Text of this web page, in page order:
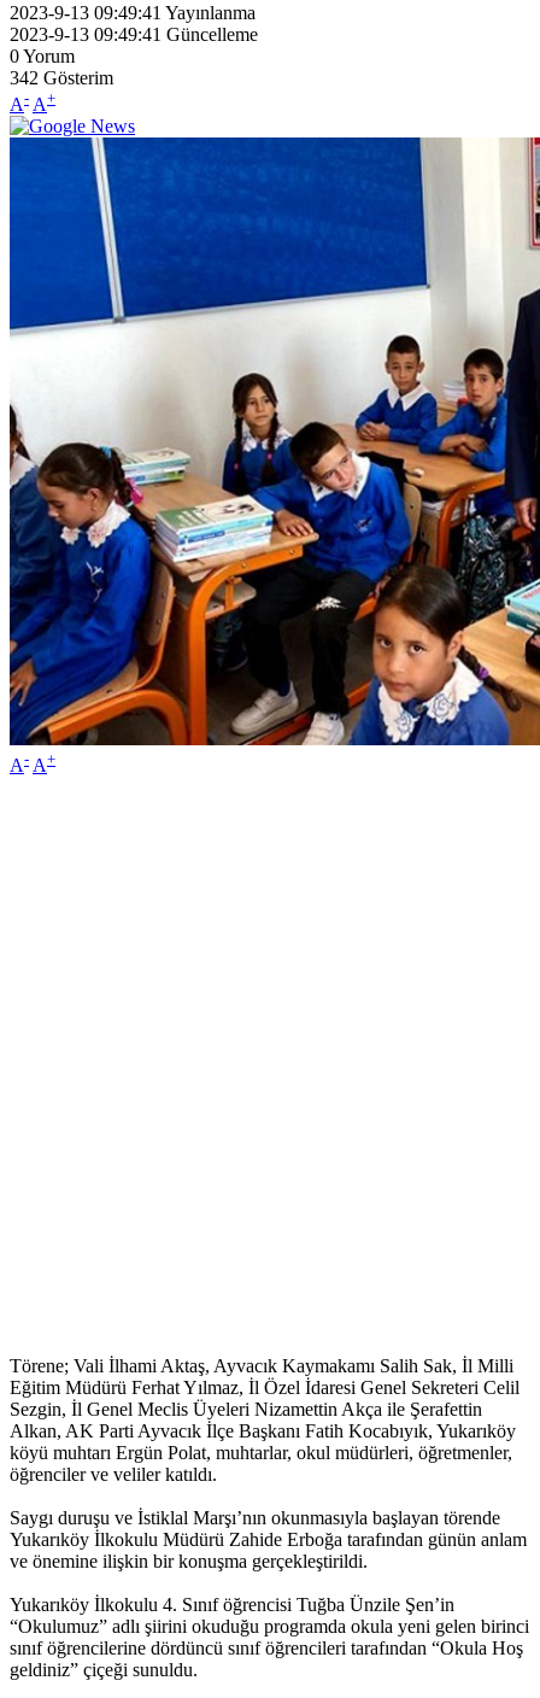
2023-9-13 09:49:41 Yayınlanma
2023-9-13 09:49:41 Güncelleme
0Yorum
342 Gösterim
A- A+
A- A+
Törene; Vali İlhami Aktaş, Ayvacık Kaymakamı Salih Sak, İl Milli
Eğitim Müdürü Ferhat Yılmaz, İl Özel İdaresi Genel Sekreteri Celil
Sezgin, İl Genel Meclis Üyeleri Nizamettin Akça ile Şerafettin
Alkan, AK Parti Ayvacık İlçe Başkanı Fatih Kocabıyık, Yukarıköy
köyü muhtarı Ergün Polat, muhtarlar, okul müdürleri, öğretmenler,
öğrenciler ve veliler katıldı.
Saygı duruşu ve İstiklal Marşı’nın okunmasıyla başlayan törende
Yukarıköy İlkokulu Müdürü Zahide Erboğa tarafından günün anlam
ve önemine ilişkin bir konuşma gerçekleştirildi.
Yukarıköy İlkokulu 4. Sınıf öğrencisi Tuğba Ünzile Şen’in
“Okulumuz” adlı şiirini okuduğu programda okula yeni gelen birinci
sınıf öğrencilerine dördüncü sınıf öğrencileri tarafından “Okula Hoş
geldiniz” çiçeği sunuldu.